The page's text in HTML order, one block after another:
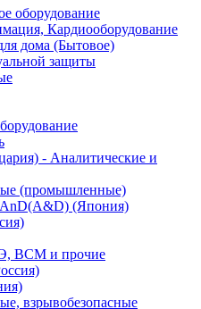
оборудование
Кардиооборудование
дома (Бытовое)
защиты
- Аналитические и
(промышленные)
(Япония)
BCM и прочие
взрывобезопасные